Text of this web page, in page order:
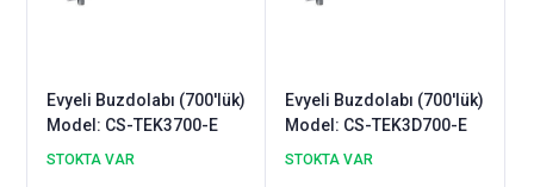
Evyeli Buzdolabı (700'lük)
Model: CS-TEK3700-E
STOKTA VAR
Evyeli Buzdolabı (700'lük)
Model: CS-TEK3D700-E
STOKTA VAR